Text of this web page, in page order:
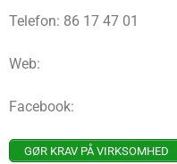
Telefon: 86 17 47 01
Web:
Facebook:
GØR KRAV PÅ VIRKSOMHED